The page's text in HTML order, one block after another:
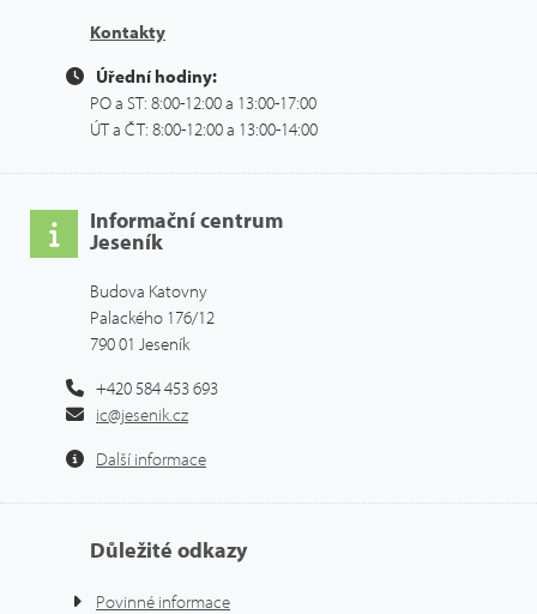
Kontakty
Úřední hodiny:
PO a ST: 8:00-12:00 a 13:00-17:00
ÚT a ČT: 8:00-12:00 a 13:00-14:00
Informační centrum
Jeseník
Budova Katovny
Palackého 176/12
790 01 Jeseník
+420 584 453 693
ic@jesenik.cz
Další informace
Důležité odkazy
Povinné informace